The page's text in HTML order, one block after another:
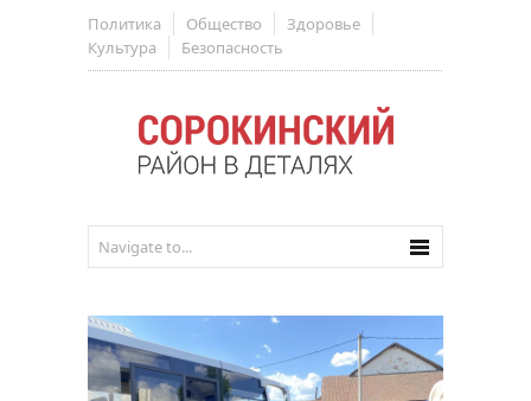
Политика Общество
Здоровье
Культура
Безопасность